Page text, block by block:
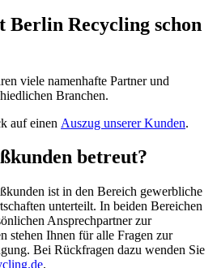
Recycling schon
viele namenhafte Partner und
Branchen.
auf einen Auszug unserer Kunden.
betreut?
ist in den Bereich gewerbliche
unterteilt. In beiden Bereichen
Ansprechpartner zur
stehen Ihnen für alle Fragen zur
Bei Rückfragen dazu wenden Sie
.